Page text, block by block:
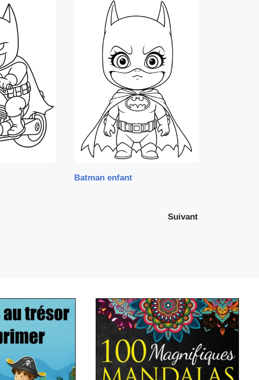
Batman enfant
Suivant